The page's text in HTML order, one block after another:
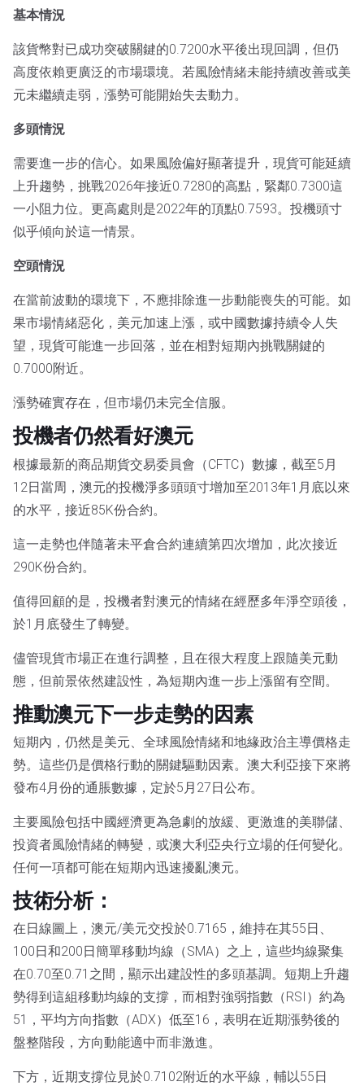
基本情況
該貨幣對已成功突破關鍵的0.7200水平後出現回調，但仍
高度依賴更廣泛的市場環境。若風險情緒未能持續改善或美
元未繼續走弱，漲勢可能開始失去動力。
多頭情況
需要進一步的信心。如果風險偏好顯著提升，現貨可能延續
上升趨勢，挑戰2026年接近0.7280的高點，緊鄰0.7300這
一小阻力位。更高處則是2022年的頂點0.7593。投機頭寸
似乎傾向於這一情景。
空頭情況
在當前波動的環境下，不應排除進一步動能喪失的可能。如
果市場情緒惡化，美元加速上漲，或中國數據持續令人失
望，現貨可能進一步回落，並在相對短期內挑戰關鍵的
0.7000附近。
漲勢確實存在，但市場仍未完全信服。
投機者仍然看好澳元
根據最新的商品期貨交易委員會（CFTC）數據，截至5月
12日當周，澳元的投機淨多頭頭寸增加至2013年1月底以來
的水平，接近85K份合約。
這一走勢也伴隨著未平倉合約連續第四次增加，此次接近
290K份合約。
值得回顧的是，投機者對澳元的情緒在經歷多年淨空頭後，
於1月底發生了轉變。
儘管現貨市場正在進行調整，且在很大程度上跟隨美元動
態，但前景依然建設性，為短期內進一步上漲留有空間。
推動澳元下一步走勢的因素
短期內，仍然是美元、全球風險情緒和地緣政治主導價格走
勢。這些仍是價格行動的關鍵驅動因素。澳大利亞接下來將
發布4月份的通脹數據，定於5月27日公布。
主要風險包括中國經濟更為急劇的放緩、更激進的美聯儲、
投資者風險情緒的轉變，或澳大利亞央行立場的任何變化。
任何一項都可能在短期內迅速擾亂澳元。
技術分析：
在日線圖上，澳元/美元交投於0.7165，維持在其55日、
100日和200日簡單移動均線（SMA）之上，這些均線聚集
在0.70至0.71之間，顯示出建設性的多頭基調。短期上升趨
勢得到這組移動均線的支撐，而相對強弱指數（RSI）約為
51，平均方向指數（ADX）低至16，表明在近期漲勢後的
盤整階段，方向動能適中而非激進。
下方，近期支撐位見於0.7102附近的水平線，輔以55日